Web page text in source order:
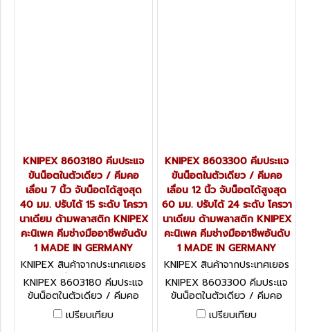
KNIPEX 8603180 คีมประแจ
ขันน็อตในตัวเดียว / คีมคอ
เลื่อน 7 นิ้ว จับน็อตได้สูงสุด
40 มม. ปรับได้ 15 ระดับ โครวา
นาเดียม ด้ามพลาสติก KNIPEX
คะนิเพค คีมช่างมืออาชีพอันดับ
1 MADE IN GERMANY
KNIPEX สินค้าจากประเทศเยอร
มนี 8603180
KNIPEX 8603180 คีมประแจ
ขันน็อตในตัวเดียว / คีมคอ
เลื่อน 7 นิ้ว จับน็อตได้สูงสุด
40 มม. ปรับได้ 15 ระดับ โครวา
เปรียบเทียบ
KNIPEX 8603300 คีมประแจ
ขันน็อตในตัวเดียว / คีมคอ
เลื่อน 12 นิ้ว จับน็อตได้สูงสุด
60 มม. ปรับได้ 24 ระดับ โครวา
นาเดียม ด้ามพลาสติก KNIPEX
คะนิเพค คีมช่างมืออาชีพอันดับ
1 MADE IN GERMANY
KNIPEX สินค้าจากประเทศเยอร
มนี 8603300
KNIPEX 8603300 คีมประแจ
ขันน็อตในตัวเดียว / คีมคอ
เลื่อน 12 นิ้ว จับน็อตได้สูงสุด
60 มม. ปรับได้ 24 ระดับ โคร
เปรียบเทียบ